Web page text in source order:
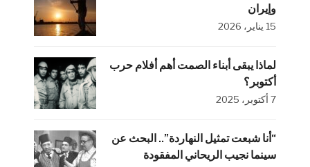
وإيران
15 يناير، 2026
لماذا يبقى أبناء الصمت أهم أفلام حرب
أكتوبر؟
7 أكتوبر، 2025
“أنا شبعت تمثيل النهاردة”.. البحث عن
سينما نجيب الريحاني المفقودة